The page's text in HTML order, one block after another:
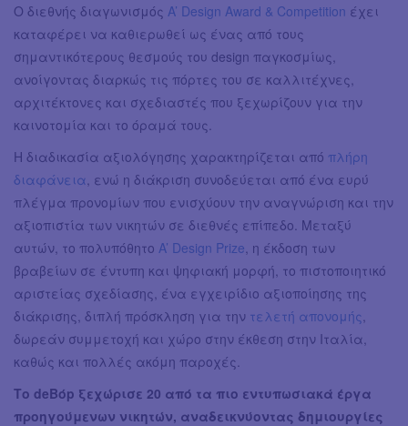
Ο διεθνής διαγωνισμός A’ Design Award & Competition έχει
καταφέρει να καθιερωθεί ως ένας από τους
σημαντικότερους θεσμούς του design παγκοσμίως,
ανοίγοντας διαρκώς τις πόρτες του σε καλλιτέχνες,
αρχιτέκτονες και σχεδιαστές που ξεχωρίζουν για την
καινοτομία και το όραμά τους.
Η διαδικασία αξιολόγησης χαρακτηρίζεται από πλήρη
διαφάνεια , ενώ η διάκριση συνοδεύεται από ένα ευρύ
πλέγμα προνομίων που ενισχύουν την αναγνώριση και την
αξιοπιστία των νικητών σε διεθνές επίπεδο. Μεταξύ
αυτών, το πολυπόθητο A’ Design Prize , η έκδοση των
βραβείων σε έντυπη και ψηφιακή μορφή, το πιστοποιητικό
αριστείας σχεδίασης, ένα εγχειρίδιο αξιοποίησης της
διάκρισης, διπλή πρόσκληση για την τελετή απονομής
δωρεάν συμμετοχή και χώρο στην έκθεση στην Ιταλία,
καθώς και πολλές ακόμη παροχές.
Το deBόp ξεχώρισε 20 από τα πιο εντυπωσιακά έργα
προηγούμενων νικητών, αναδεικνύοντας δημιουργίες